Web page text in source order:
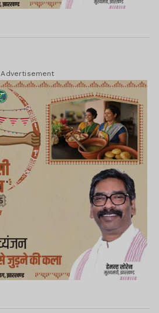
Advertisement